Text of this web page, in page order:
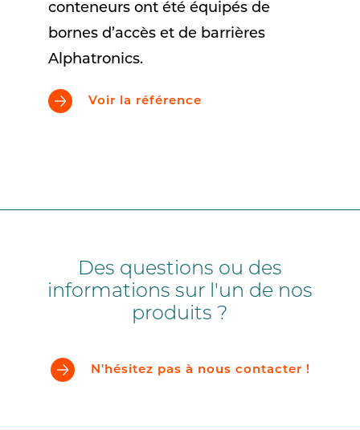
conteneurs ont été équipés de
bornes d’accès et de barrières
Alphatronics.
Voir la référence
Des questions ou des
informations sur l'un de nos
produits ?
N'hésitez pas à nous contacter !